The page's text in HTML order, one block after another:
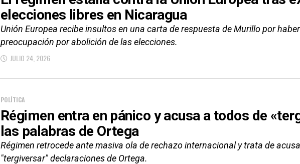
elecciones libres en Nicaragua
Unión Europea recibe insultos en una carta de respuesta de Murillo por
preocupación por abolición de las elecciones.
JULIO 24, 2026
POLÍTICA
Régimen entra en pánico y acusa a todos de
las palabras de Ortega
Régimen retrocede ante masiva ola de rechazo internacional y trata de
"tergiversar" declaraciones de Ortega.